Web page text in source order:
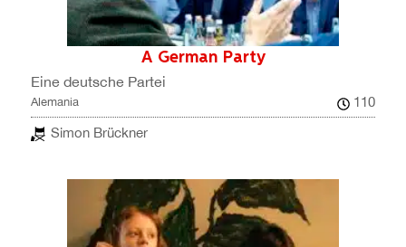
A German Party
Eine deutsche Partei
Alemania
110
Simon Brückner